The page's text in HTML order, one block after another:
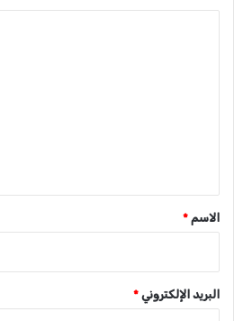
*
الاسم *
البريد الإلكتروني *